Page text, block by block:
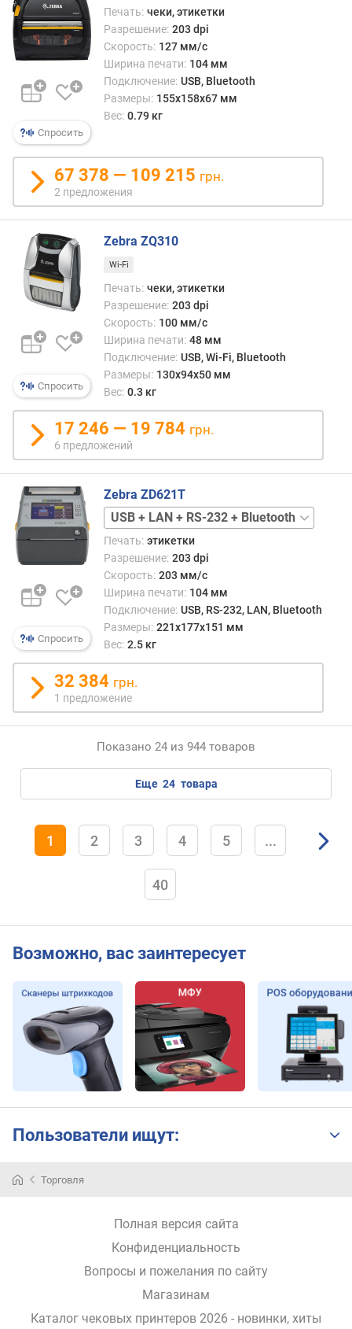
Спросить
Печать: чеки, этикетки
Разрешение: 203 dpi
Скорость: 127 мм/с
Ширина печати: 104 мм
Подключение: USB, Bluetooth
Размеры: 155x158x67 мм
Вес: 0.79 кг
67 378 — 109 215 грн.
2 предложения
Спросить
Zebra ZQ310
Wi-Fi
Печать: чеки, этикетки
Разрешение: 203 dpi
Скорость: 100 мм/с
Ширина печати: 48 мм
Подключение: USB, Wi-Fi, Bluetooth
Размеры: 130x94x50 мм
Вес: 0.3 кг
17 246 — 19 784 грн.
6 предложений
Спросить
Zebra ZD621T
USB
+
LANUSB
+
LAN
Печать: этикетки
Разрешение: 203 dpi
Скорость: 203 мм/с
Ширина печати: 104 мм
Подключение: USB, RS-232, LAN, Bluetooth
Размеры: 221x177x151 мм
Вес: 2.5 кг
32 384 грн.
1 предложение
Показано 24 из 944 товаров
еще 24 товара
1 2 3 4 5 ...
40
Возможно, вас заинтересует
Пользователи ищут:
для
которая
Торговля
Полная версия сайта
Конфиденциальность
Вопросы и пожелания по сайту
Магазинам
Каталог чековых принтеров 2026 - новинки, хиты